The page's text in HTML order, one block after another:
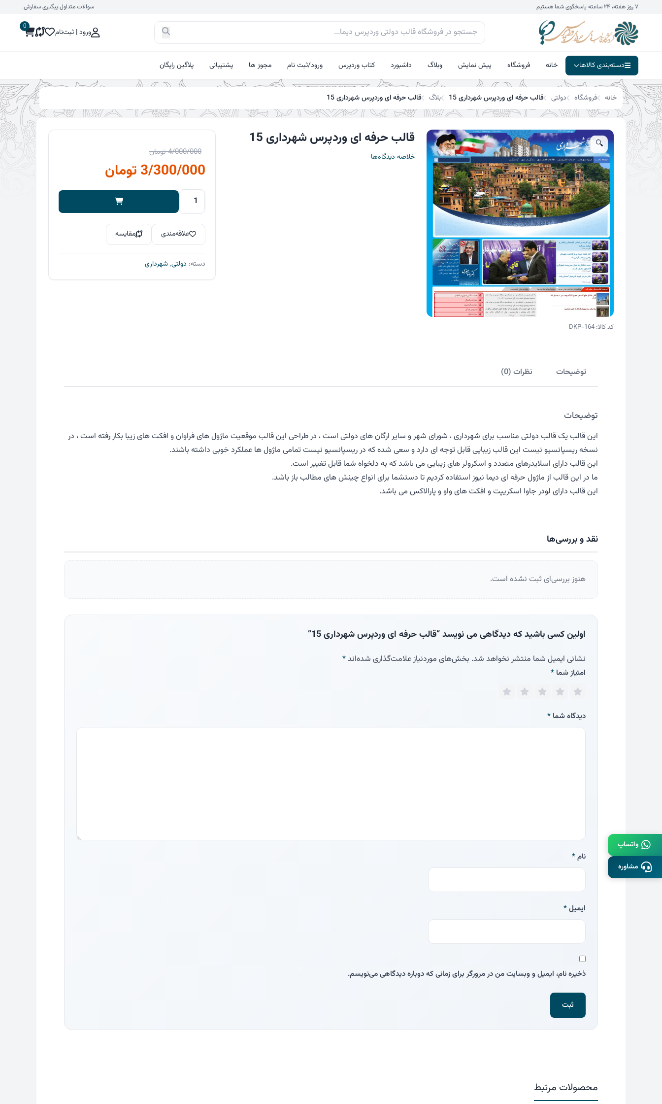
۷ روز هفته، ۲۴ ساعته پاسخگوی شما هستیم سوالات متداول|پیگیری سفارش
ورود | ثبت‌نام
0
دسته‌بندی کالاها خانه فروشگاه پیش نمایش وبلاگ داشبورد کتاب وردپرس ورود/ثبت نام مجوز ها پشتیبانی پلاگین رایگان
خانه فروشگاه دولتی قالب حرفه ای وردپرس شهرداری 15 بلاگ قالب حرفه ای وردپرس شهرداری 15
🔍
کد کالا: DKP-164
قالب حرفه ای وردپرس شهرداری 15
خلاصه دیدگاه‌ها 4/000/000تومان
قیمت
اصلی
4/000/000 تومان
بود.
3/300/000 تومان
فعلی
قالب
ای
وردپرس
شهرداری
15
عدد
علاقه‌مندی مقایسه
دسته: دولتی,شهرداری
توضیحات نظرات (0)
توضیحات
این قالب یک قالب دولتی مناسب برای شهرداری ، شورای شهر و سایر ارگان های دولتی است ، در طراحی این قالب موقعیت ماژول های فراوان و افکت های زیبا بکار رفته است ، در
نسخه ریسپانسیو نیست این قالب زیبایی قابل توجه ای دارد و سعی شده که در ریسپانسیو نیست تمامی ماژول ها عملکرد خوبی داشته باشند.
این قالب دارای اسلایدرهای متعدد و اسکرولر های زیبایی می باشد که به دلخواه شما قابل تغییر است.
ما در این قالب از ماژول حرفه ای دیما نیوز استفاده کردیم تا دستشما برای انواع چینش های مطالب باز باشد.
این قالب دارای لودر جاوا اسکریپت و افکت های واو و پارالاکس می باشد.
نقد و بررسی‌ها
هنوز بررسی‌ای ثبت نشده است.
اولین کسی باشید که دیدگاهی می نویسد “قالب حرفه ای وردپرس شهرداری 15”
نشانی ایمیل شما منتشر نخواهد شد. بخش‌های موردنیاز علامت‌گذاری شده‌اند*
امتیاز شما *
دیدگاه شما *
نام*
ایمیل*
ذخیره نام، ایمیل و وبسایت من در مرورگر برای زمانی که دوباره دیدگاهی می‌نویسم.
محصولات مرتبط
واتساپ
مشاوره